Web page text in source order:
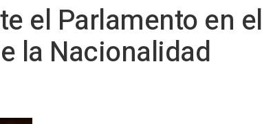
el Parlamento en el
la Nacionalidad